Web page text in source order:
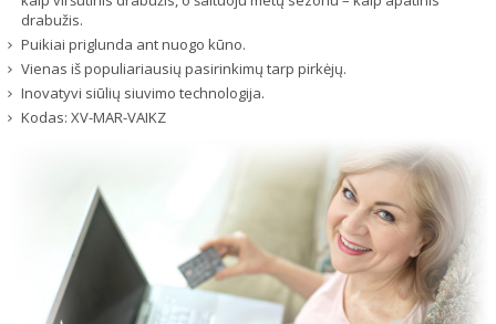
drabužis.
Puikiai priglunda ant nuogo kūno.
Vienas iš populiariausių pasirinkimų tarp pirkėjų.
Inovatyvi siūlių siuvimo technologija.
Kodas: XV-MAR-VAIKZ